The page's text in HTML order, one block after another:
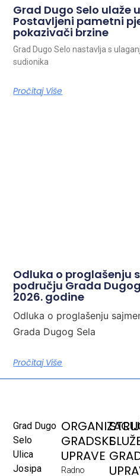
Grad Dugo Selo ulaže
Postavljeni pametni
pokazivači brzine
Grad Dugo Selo nastavlja s
sudionika
Pročitaj Više
Odluka o proglašenju
području Grada
2026. godine
Odluka o proglašenju
Grada Dugog Sela
Pročitaj Više
Grad Dugo
Selo
Ulica
Josipa
GRADSKE
UPRAVE
Radno